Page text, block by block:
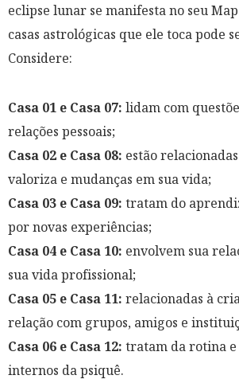
eclipse lunar se manifesta no seu
casas astrológicas que ele toca pode
Considere:
Casa 01 e Casa 07: lidam com
relações pessoais;
Casa 02 e Casa 08: estão
valoriza e mudanças em sua vida;
Casa 03 e Casa 09: tratam do
por novas experiências;
Casa 04 e Casa 10: envolvem sua
sua vida profissional;
Casa 05 e Casa 11: relacionadas à
relação com grupos, amigos e
Casa 06 e Casa 12: tratam da rotina e
internos da psiquê.